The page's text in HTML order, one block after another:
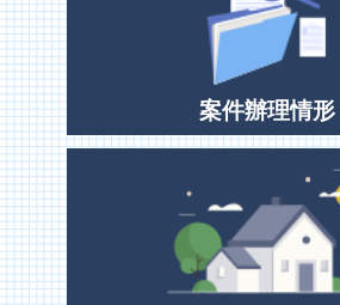
訊
公
開
隱
私
權
政
策
資
訊
案件辦理情形